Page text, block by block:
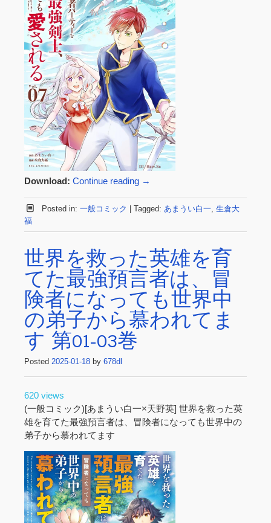
Download: Continue reading →
Posted in: 一般コミック Tagged: あまうい白一, 生倉大
福
世界を救った英雄を育
てた最強預言者は、冒
険者になっても世界中
の弟子から慕われてま
す 第01-03巻
Posted 2025-01-18 by 678dl
620 views
(一般コミック)[あまうい白一×天野英] 世界を救った英
雄を育てた最強預言者は、冒険者になっても世界中の
弟子から慕われてます